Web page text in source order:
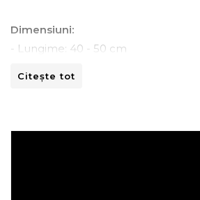
Dimensiuni:
- Lungime: 40 - 50 cm
Citește tot